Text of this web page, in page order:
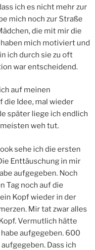
ich es nicht mehr zur
mich noch zur Straße
die mit mir die
mich motiviert und
ich durch sie zu oft
war entscheidend.
auf meinen
die Idee, mal wieder
später liege ich endlich
weh tut.
sehe ich die ersten
Enttäuschung in mir
aufgegeben. Noch
Tag noch auf die
Kopf wieder in der
Mir tat zwar alles
Vermutlich hätte
aufgegeben. 600
Dass ich